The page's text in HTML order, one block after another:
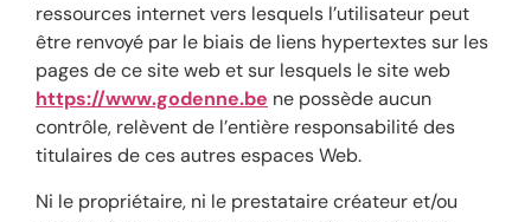
ressources internet vers lesquels l’utilisateur peut
être renvoyé par le biais de liens hypertextes sur les
pages de ce site web et sur lesquels le site web
https://www.godenne.be ne possède aucun
contrôle, relèvent de l’entière responsabilité des
titulaires de ces autres espaces Web.
Ni le propriétaire, ni le prestataire créateur et/ou